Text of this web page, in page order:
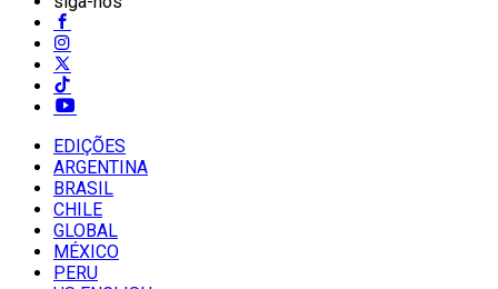
EDIÇÕES
ARGENTINA
BRASIL
CHILE
GLOBAL
MÉXICO
PERU